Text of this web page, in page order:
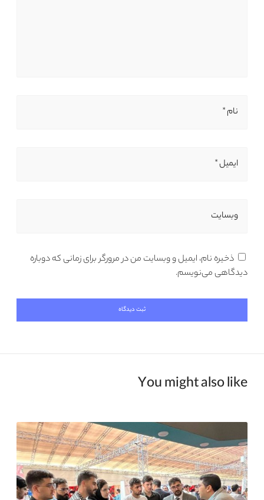
نام *
ایمیل *
وبسایت
ذخیره نام، ایمیل و وبسایت من در مرورگر برای زمانی که دوباره
دیدگاهی می‌نویسم.
You might also like